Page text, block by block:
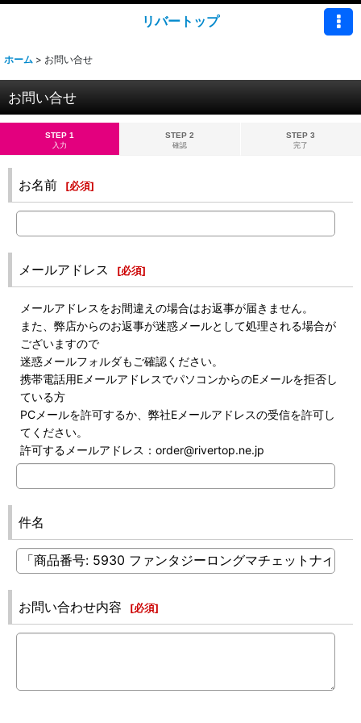
リバートップ
ホーム > お問い合せ
お問い合せ
STEP 1
入力
STEP 2
確認
STEP 3
完了
お名前 [必須]
メールアドレス [必須]
メールアドレスをお間違えの場合はお返事が届きません。
また、弊店からのお返事が迷惑メールとして処理される場合が
ございますので
迷惑メールフォルダもご確認ください。
携帯電話用EメールアドレスでパソコンからのEメールを拒否し
ている方
PCメールを許可するか、弊社Eメールアドレスの受信を許可し
てください。
許可するメールアドレス：order@rivertop.ne.jp
件名
お問い合わせ内容 [必須]